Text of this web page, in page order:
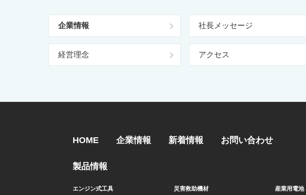
企業情報 社長メッセージ
経営理念 アクセス
HOME 企業情報 新着情報 お問い合わせ
製品情報
エンジン式工具
災害救助機材
産業用電池